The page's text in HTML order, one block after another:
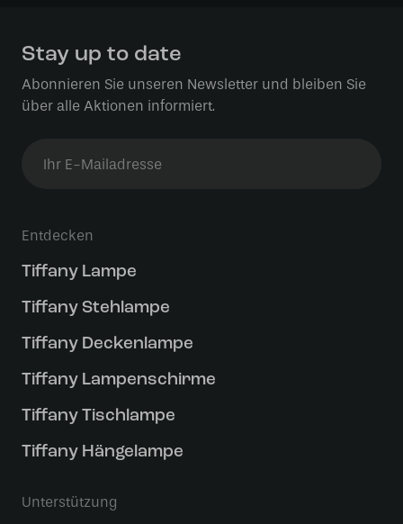
Stay up to date
Abonnieren Sie unseren Newsletter und bleiben Sie
über alle Aktionen informiert.
Entdecken
Tiffany Lampe
Tiffany Stehlampe
Tiffany Deckenlampe
Tiffany Lampenschirme
Tiffany Tischlampe
Tiffany Hängelampe
Unterstützung